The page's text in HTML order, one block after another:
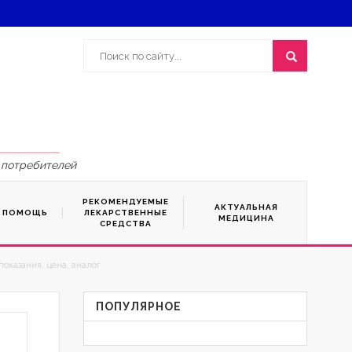
ПОМОЩЬ
РЕКОМЕНДУЕМЫЕ
ЛЕКАРСТВЕННЫЕ
СРЕДСТВА
АКТУАЛЬНАЯ
МЕДИЦИНА
цена, аналог
ПОПУЛЯРНОЕ